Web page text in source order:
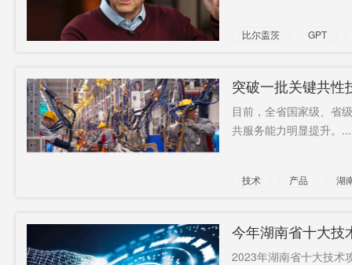
比尔盖茨 GPT
突破一批关键共性
目前，全省国家级、省
共服务能力明显提升。...
技术 产品 湖
今年湖南省十大技
2023年湖南省十大技术